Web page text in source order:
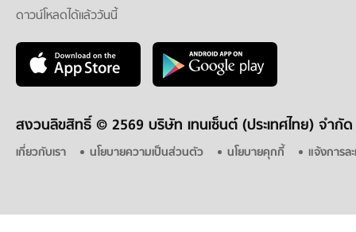
ดาวน์โหลดได้แล้ววันนี้
สงวนลิขสิทธิ์ © 2569 บริษัท เทนเซ็นต์ (ประเทศไทย) จำกัด
เกี่ยวกับเรา นโยบายความเป็นส่วนตัว นโยบายคุกกี้ แจ้งการล